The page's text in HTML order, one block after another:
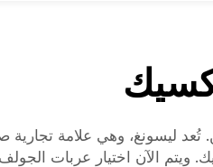
ليسونغ، وهي علامة تجارية
ويتم الآن اختيار عربات